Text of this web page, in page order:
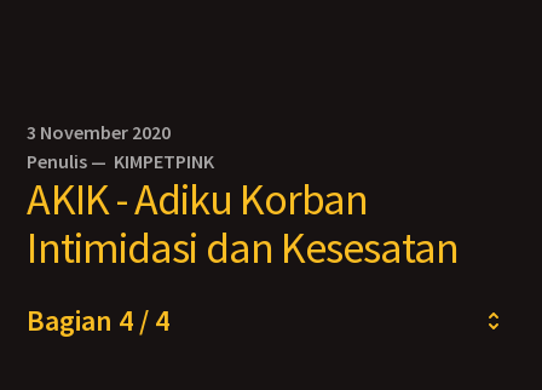
3 November 2020
Penulis — KIMPETPINK
AKIK - Adiku Korban
Intimidasi dan Kesesatan
Bagian 4 / 4